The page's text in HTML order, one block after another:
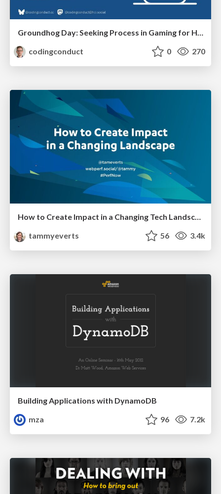
Groundhog Day: Seeking Process in Gaming for Health
codingconduct
0 270
tammyeverts
56 3.4k
Building Applications with DynamoDB
mza
96 7.2k